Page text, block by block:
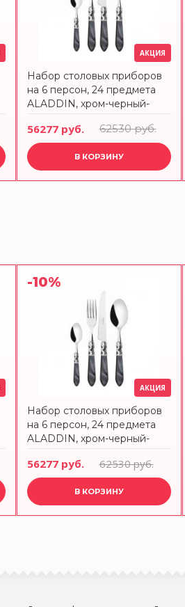
АКЦИЯ
Набор столовых приборов
на 6 персон, 24 предмета
ALADDIN, хром-черный-
56277 руб. 62530 руб.
В КОРЗИНУ
-10%
АКЦИЯ
Набор столовых приборов
на 6 персон, 24 предмета
ALADDIN, хром-черный-
56277 руб. 62530 руб.
В КОРЗИНУ